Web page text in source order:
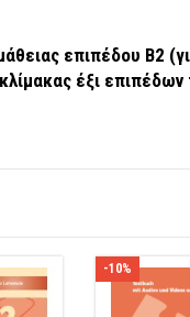
επιπέδου Β2
έξι
-10%